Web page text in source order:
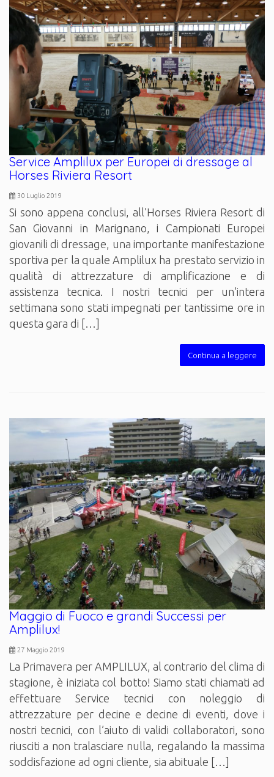
Service Amplilux per Europei di dressage al
Horses Riviera Resort
30 Luglio 2019
Si sono appena conclusi, all’Horses Riviera Resort di
San Giovanni in Marignano, i Campionati Europei
giovanili di dressage, una importante manifestazione
sportiva per la quale Amplilux ha prestato servizio in
qualità di attrezzature di amplificazione e di
assistenza tecnica. I nostri tecnici per un’intera
settimana sono stati impegnati per tantissime ore in
questa gara di […]
Continua a leggere
Maggio di Fuoco e grandi Successi per
Amplilux!
27 Maggio 2019
La Primavera per AMPLILUX, al contrario del clima di
stagione, è iniziata col botto! Siamo stati chiamati ad
effettuare Service tecnici con noleggio di
attrezzature per decine e decine di eventi, dove i
nostri tecnici, con l’aiuto di validi collaboratori, sono
riusciti a non tralasciare nulla, regalando la massima
soddisfazione ad ogni cliente, sia abituale […]